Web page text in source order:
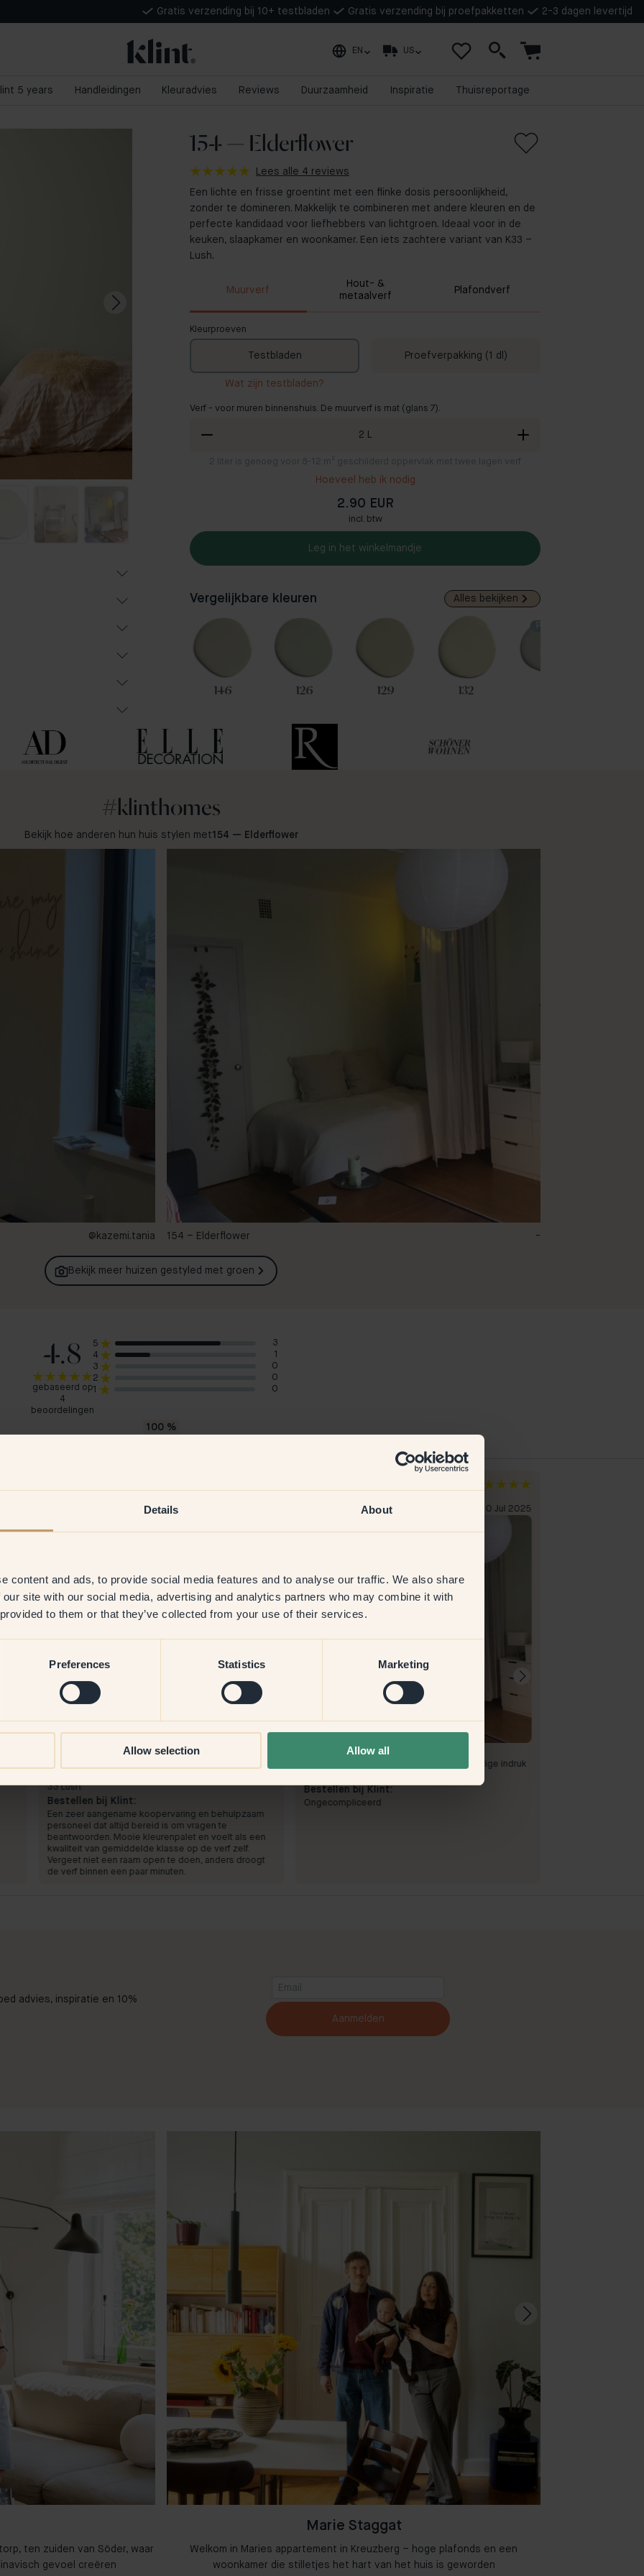
Details About
content and ads, to provide social media features and to analyse our traffic. We also share
site with our social media, advertising and analytics partners who may combine it with
to them or that they’ve collected from your use of their services.
Preferences Statistics Marketing
Allow selection Allow all
Gratis verzending bij 10+ testbladen Gratis verzending bij proefpakketten 2-3 dagen levertijd
EN US
5 years Handleidingen Kleuradvies Reviews Duurzaamheid Inspiratie Thuisreportage
154 — Elderflower
Lees alle 4 reviews
Een lichte en frisse groentint met een flinke dosis persoonlijkheid,
zonder te domineren. Makkelijk te combineren met andere kleuren en de
perfecte kandidaad voor liefhebbers van lichtgroen. Ideaal voor in de
keuken, slaapkamer en woonkamer. Een iets zachtere variant van K33 –
Lush.
Muurverf
Hout- &
metaalverf
Plafondverf
Kleurproeven
Testbladen Proefverpakking (1 dl)
Wat zijn testbladen?
Verf - voor muren binnenshuis. De muurverf is mat (glans 7).
2 L
2 liter is genoeg voor 8-12 m² geschilderd oppervlak met twee lagen verf
Hoeveel heb ik nodig
2.90 EUR
incl. btw
Leg in het winkelmandje
Vergelijkbare kleuren Alles bekijken
146 126 129 132
Populair
#klinthomes
Bekijk hoe anderen hun huis stylen met154 — Elderflower
@kazemi.tania 154 – Elderflower -
Bekijk meer huizen gestyled met groen
4.8
gebaseerd op
4
beoordelingen
5
3
4
1
3
0
2
0
1
0
100 %
Productafbeelding
Om mee te verven: 154 — Elderflower
33 Lush.
Bestellen bij Klint:
Een zeer aangename koopervaring en behulpzaam
personeel dat altijd bereid is om vragen te
beantwoorden. Mooie kleurenpalet en voelt als een
kwaliteit van gemiddelde klasse op de verf zelf.
Vergeet niet een raam open te doen, anders droogt
de verf binnen een paar minuten.
Geverifieerde klant
10 Jul 2025
Om mee te verven:
Discreet mooie kleur die groeit en een rustige indruk
Bestellen bij Klint:
Ongecompliceerd
advies, inspiratie en 10%
Aanmelden
ten zuiden van Söder, waar
gevoel creëren
Marie Staggat
Welkom in Maries appartement in Kreuzberg – hoge plafonds en een
woonkamer die stilletjes het hart van het huis is geworden